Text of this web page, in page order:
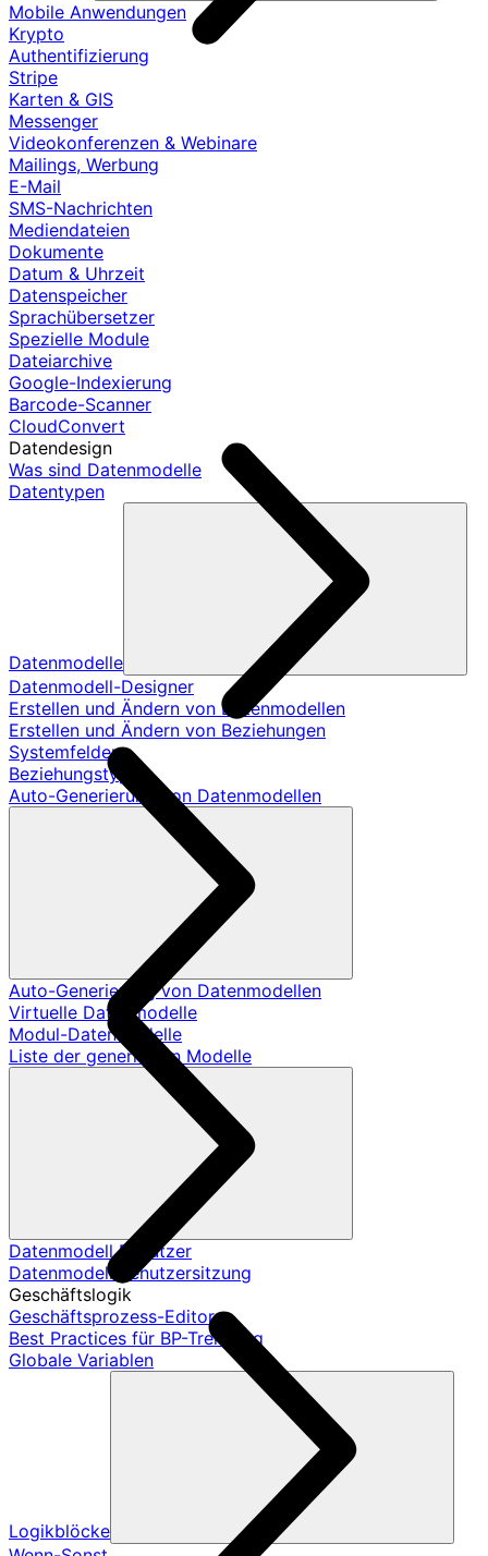
Mobile Anwendungen
Krypto
Authentifizierung
Stripe
Karten & GIS
Messenger
Videokonferenzen & Webinare
Mailings, Werbung
E-Mail
SMS-Nachrichten
Mediendateien
Dokumente
Datum & Uhrzeit
Datenspeicher
Sprachübersetzer
Spezielle Module
Dateiarchive
Google-Indexierung
Barcode-Scanner
CloudConvert
Datendesign
Was sind Datenmodelle
Datentypen
Datenmodelle
Datenmodell-Designer
Erstellen und Ändern von Datenmodellen
Erstellen und Ändern von Beziehungen
Systemfelder
Beziehungstypen
Auto-Generierung von Datenmodellen
Auto-Generierung von Datenmodellen
Virtuelle Datenmodelle
Modul-Datenmodelle
Liste der generierten Modelle
Datenmodell Benutzer
Datenmodell Benutzersitzung
Geschäftslogik
Geschäftsprozess-Editor
Best Practices für BP-Trennung
Globale Variablen
Logikblöcke